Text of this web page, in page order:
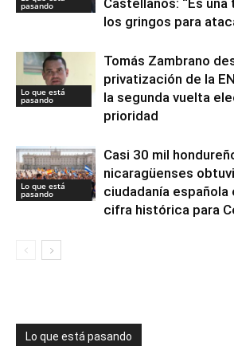
pasando
Castellanos: “Es
los gringos para
Lo que está
pasando
Tomás Zambrano
privatización de la
la segunda vuelta
prioridad
Lo que está
pasando
Casi 30 mil
nicaragüenses
ciudadanía española
cifra histórica para
Lo que está pasando